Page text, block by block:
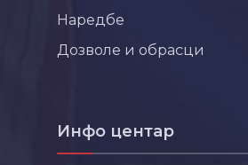
Наредбе
Дозволе и обрасци
Инфо центар